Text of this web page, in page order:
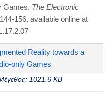
Games. The Electronic
156, available online at
Reality towards a
only Games
1021.6 KB